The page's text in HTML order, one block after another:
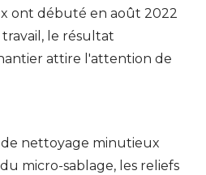
ont débuté en août 2022
le résultat
attire l'attention de
de nettoyage minutieux
micro-sablage, les reliefs